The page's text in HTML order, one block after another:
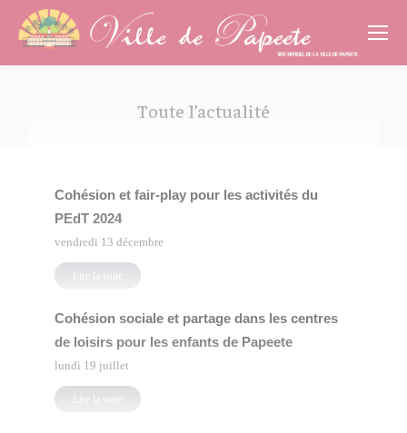
Toute l’actualité
Cohésion et fair-play pour les activités du
PEdT 2024
vendredi 13 décembre
Lire la suite
Cohésion sociale et partage dans les centres
de loisirs pour les enfants de Papeete
lundi 19 juillet
Lire la suite
Cookies management panel